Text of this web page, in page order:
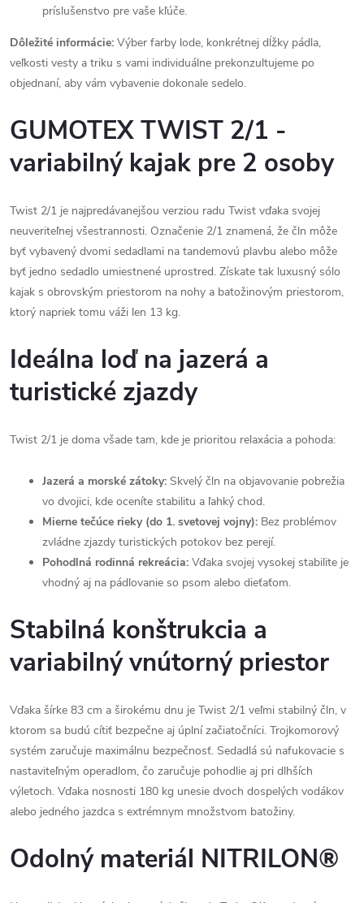
príslušenstvo pre vaše kľúče.
Dôležité informácie: Výber farby lode, konkrétnej dĺžky pádla,
veľkosti vesty a triku s vami individuálne prekonzultujeme po
objednaní, aby vám vybavenie dokonale sedelo.
GUMOTEX TWIST 2/1 -
variabilný kajak pre 2 osoby
Twist 2/1 je najpredávanejšou verziou radu Twist vďaka svojej
neuveriteľnej všestrannosti. Označenie 2/1 znamená, že čln môže
byť vybavený dvomi sedadlami na tandemovú plavbu alebo môže
byť jedno sedadlo umiestnené uprostred. Získate tak luxusný sólo
kajak s obrovským priestorom na nohy a batožinovým priestorom,
ktorý napriek tomu váži len 13 kg.
Ideálna loď na jazerá a
turistické zjazdy
Twist 2/1 je doma všade tam, kde je prioritou relaxácia a pohoda:
Jazerá a morské zátoky: Skvelý čln na objavovanie pobrežia
vo dvojici, kde oceníte stabilitu a ľahký chod.
Mierne tečúce rieky (do 1. svetovej vojny): Bez problémov
zvládne zjazdy turistických potokov bez perejí.
Pohodlná rodinná rekreácia: Vďaka svojej vysokej stabilite je
vhodný aj na pádlovanie so psom alebo dieťaťom.
Stabilná konštrukcia a
variabilný vnútorný priestor
Vďaka šírke 83 cm a širokému dnu je Twist 2/1 veľmi stabilný čln, v
ktorom sa budú cítiť bezpečne aj úplní začiatočníci. Trojkomorový
systém zaručuje maximálnu bezpečnosť. Sedadlá sú nafukovacie s
nastaviteľným operadlom, čo zaručuje pohodlie aj pri dlhších
výletoch. Vďaka nosnosti 180 kg unesie dvoch dospelých vodákov
alebo jedného jazdca s extrémnym množstvom batožiny.
Odolný materiál NITRILON®